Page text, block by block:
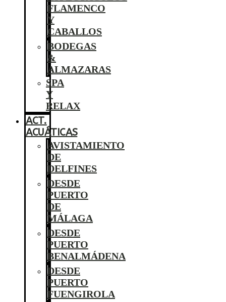
FLAMENCO
Y
CABALLOS
BODEGAS
&
ALMAZARAS
SPA
Y
RELAX
ACT.
ACUÁTICAS
AVISTAMIENTO
DE
DELFINES
DESDE
PUERTO
DE
MÁLAGA
DESDE
PUERTO
BENALMÁDENA
DESDE
PUERTO
FUENGIROLA